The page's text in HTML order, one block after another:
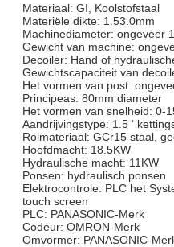
Materiaal: GI, Koolstofstaal
Materiële dikte: 1.53.0mm
Machinediameter: ongeveer
Gewicht van machine:
Decoiler: Hand of
Gewichtscapaciteit van
Het vormen van post:
Principeas: 80mm diameter
Het vormen van snelheid: 0-
Aandrijvingstype: 1.5 '
Rolmateriaal: GCr15 staal,
Hoofdmacht: 18.5KW
Hydraulische macht: 11KW
Ponsen: hydraulisch ponsen
Elektrocontrole: PLC het
touch screen
PLC: PANASONIC-Merk
Codeur: OMRON-Merk
Omvormer: PANASONIC-